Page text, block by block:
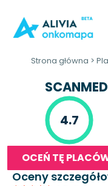
Strona główna >
4.7
OCEŃ TĘ
Oceny